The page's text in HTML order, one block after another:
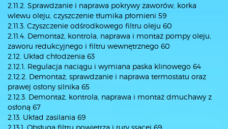
2.11.2. Sprawdzanie i naprawa pokrywy zaworów, korka
wlewu oleju, czyszczenie tłumika płomieni 59
2.11.3. Czyszczenie odśrodkowego filtru oleju 60
2.11.4. Demontaż, kontrola, naprawa i montaż pompy oleju,
zaworu redukcyjnego i filtru wewnętrznego 60
2.12. Układ chłodzenia 63
2.12.1. Regulacja naciągu i wymiana paska klinowego 64
2.12.2. Demontaż, sprawdzanie i naprawa termostatu oraz
prawej osłony silnika 65
2.12.3. Demontaż, kontrola, naprawa i montaż dmuchawy z
osłoną 67
2.13. Układ zasilania 69
2.13.1. Obsługa filtru powietrza i rury ssącej 69